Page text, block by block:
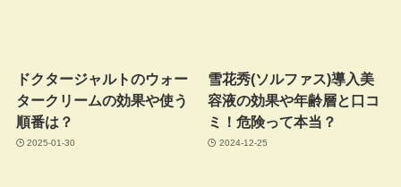
ドクタージャルトのウォー
タークリームの効果や使う
順番は？
2025-01-30
雪花秀(ソルファス)導入美
容液の効果や年齢層と口コ
ミ！危険って本当？
2024-12-25